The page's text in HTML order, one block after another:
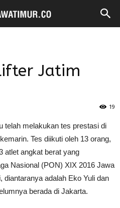
Jatim
19
telah melakukan tes prestasi di
Tes diikuti oleh 13 orang,
atlet angkat berat yang
Nasional (PON) XIX 2016 Jawa
diantaranya adalah Eko Yuli dan
berada di Jakarta.